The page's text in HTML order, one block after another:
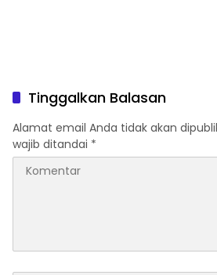
Tinggalkan Balasan
Alamat email Anda tidak akan
wajib ditandai *